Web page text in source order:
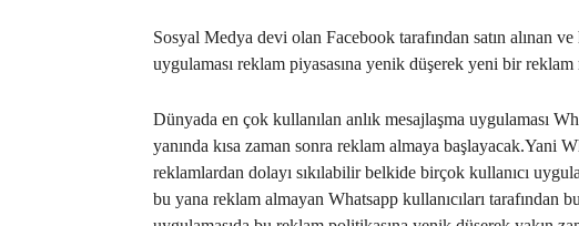
Sosyal Medya devi olan Facebook tarafından satın alınan
uygulaması reklam piyasasına yenik düşerek yeni bir
Dünyada en çok kullanılan anlık mesajlaşma uygulaması
yanında kısa zaman sonra reklam almaya başlayacak.Yani
reklamlardan dolayı sıkılabilir belkide birçok kullanıcı
bu yana reklam almayan Whatsapp kullanıcıları tarafından